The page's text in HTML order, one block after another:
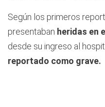
Según los primeros
presentaban heridas en
desde su ingreso al
reportado como grave.